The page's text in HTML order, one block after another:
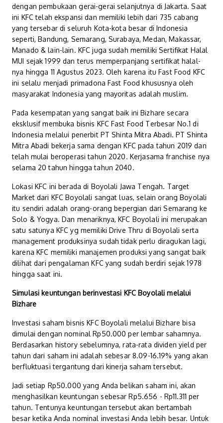
dengan pembukaan gerai-gerai selanjutnya di Jakarta. Saat
ini KFC telah ekspansi dan memiliki lebih dari 735 cabang
yang tersebar di seluruh Kota-kota besar di Indonesia
seperti, Bandung, Semarang, Surabaya, Medan, Makassar,
Manado & lain-lain. KFC juga sudah memiliki Sertifikat Halal
MUI sejak 1999 dan terus memperpanjang sertifikat halal-
nya hingga 11 Agustus 2023. Oleh karena itu Fast Food KFC
ini selalu menjadi primadona Fast Food khususnya oleh
masyarakat Indonesia yang mayoritas adalah muslim.
Pada kesempatan yang sangat baik ini Bizhare secara
eksklusif membuka bisnis KFC Fast Food Terbesar No.1 di
Indonesia melalui penerbit PT Shinta Mitra Abadi. PT Shinta
Mitra Abadi bekerja sama dengan KFC pada tahun 2019 dan
telah mulai beroperasi tahun 2020. Kerjasama franchise nya
selama 20 tahun hingga tahun 2040.
Lokasi KFC ini berada di Boyolali Jawa Tengah. Target
Market dari KFC Boyolali sangat luas, selain orang Boyolali
itu sendiri adalah orang-orang bepergian dari Semarang ke
Solo & Yogya. Dan menariknya, KFC Boyolali ini merupakan
satu satunya KFC yg memiliki Drive Thru di Boyolali serta
management produksinya sudah tidak perlu diragukan lagi,
karena KFC memiliki manajemen produksi yang sangat baik
dilihat dari pengalaman KFC yang sudah berdiri sejak 1978
hingga saat ini.
Simulasi keuntungan berinvestasi KFC Boyolali melalui
Bizhare
Investasi saham bisnis KFC Boyolali melalui Bizhare bisa
dimulai dengan nominal Rp50.000 per lembar sahamnya.
Berdasarkan history sebelumnya, rata-rata dividen yield per
tahun dari saham ini adalah sebesar 8.09-16.19% yang akan
berfluktuasi tergantung dari kinerja saham tersebut.
Jadi setiap Rp50.000 yang Anda belikan saham ini, akan
menghasilkan keuntungan sebesar Rp5.656 - Rp11.311 per
tahun. Tentunya keuntungan tersebut akan bertambah
besar ketika Anda nominal investasi Anda lebih besar. Untuk